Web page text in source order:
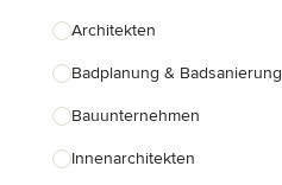
Architekten
Badplanung & Badsanierung
Bauunternehmen
Innenarchitekten